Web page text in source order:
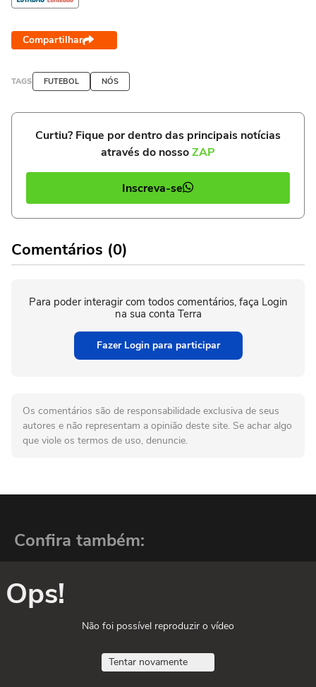
Compartilhar
TAGS FUTEBOL NÓS
Curtiu? Fique por dentro das principais notícias
através do nossoZAP
Inscreva-se
Comentários (0)
Para poder interagir com todos comentários, faça Login
na sua conta Terra
Fazer Login para participar
Os comentários são de responsabilidade exclusiva de seus
autores e não representam a opinião deste site. Se achar algo
que viole os termos de uso, denuncie.
Confira também:
Ops!
Não foi possível reproduzir o vídeo
Tentar novamente